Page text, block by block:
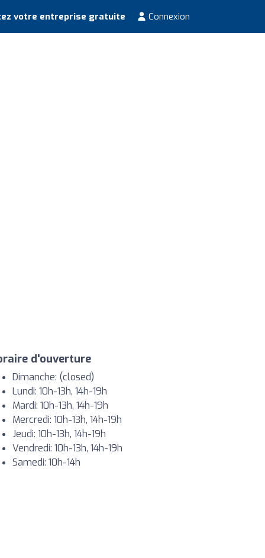
votre entreprise gratuite Connexion
d'ouverture
Dimanche: (closed)
Lundi: 10h-13h, 14h-19h
Mardi: 10h-13h, 14h-19h
Mercredi: 10h-13h, 14h-19h
Jeudi: 10h-13h, 14h-19h
Vendredi: 10h-13h, 14h-19h
Samedi: 10h-14h